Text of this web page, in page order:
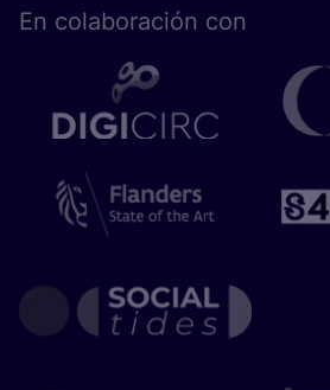
En cola­bo­ra­ción con